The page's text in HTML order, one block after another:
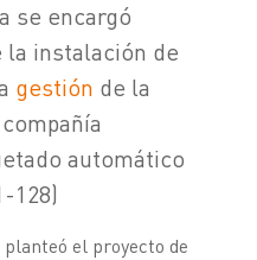
se encargó
instalación de
gestión de la
automático
128)
el proyecto de